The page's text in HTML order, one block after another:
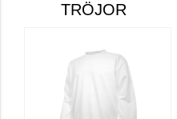
TRÖJOR